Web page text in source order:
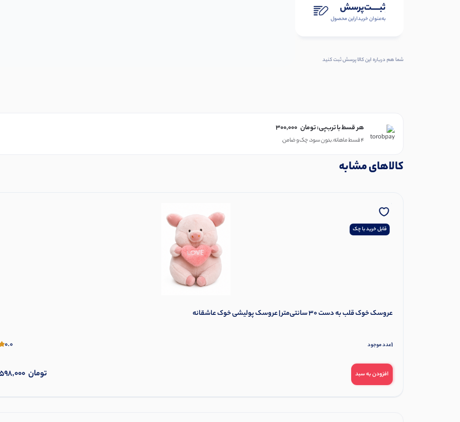
ثبـــــت‌پرسش
به‌عنوان ‌خریدار‌این‌ محصول
شما هم درباره این کالا پرسش ثبت کنید
هر قسط با ترب‌پی: 300,000 تومان
۴ قسط ماهانه. بدون سود، چک و ضامن.
کالاهای مشابه
عروسک خوک قلب به دست 30 سانتی‌متر | عروسک پولیشی خوک عاشقانه
1عدد موجود 0.0
افزودن به سبد تومان
قابل خرید با چک